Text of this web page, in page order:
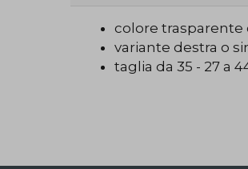
colore trasparente
variante destra o
taglia da 35 - 27 a